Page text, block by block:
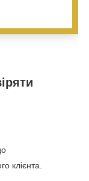
клієнта.